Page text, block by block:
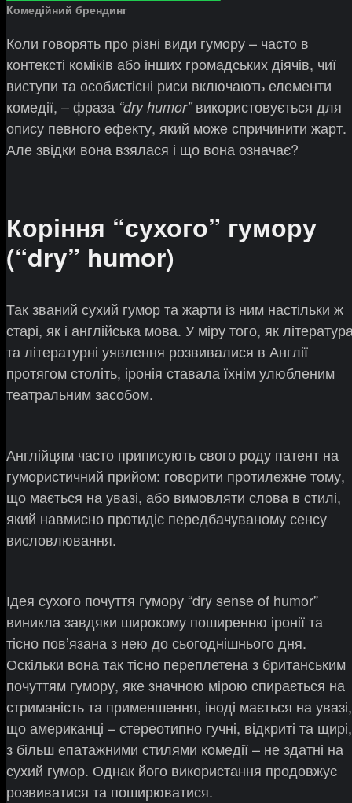
Комедійний брендинг
Коли говорять про різні види гумору – часто в
контексті коміків або інших громадських діячів, чиї
виступи та особистісні риси включають елементи
комедії, – фраза “dry humor” використовується для
опису певного ефекту, який може спричинити жарт.
Але звідки вона взялася і що вона означає?
Коріння “сухого” гумору
(“dry” humor)
Так званий сухий гумор та жарти із ним настільки ж
старі, як і англійська мова. У міру того, як
та літературні уявлення розвивалися в Англії
протягом століть, іронія ставала їхнім улюбленим
театральним засобом.
Англійцям часто приписують свого роду патент на
гумористичний прийом: говорити протилежне тому,
що мається на увазі, або вимовляти слова в стилі,
який навмисно протидіє передбачуваному сенсу
висловлювання.
Ідея сухого почуття гумору “dry sense of humor”
виникла завдяки широкому поширенню іронії та
тісно повʼязана з нею до сьогоднішнього дня.
Оскільки вона так тісно переплетена з британським
почуттям гумору, яке значною мірою спирається на
стриманість та применшення, іноді мається на увазі,
що американці – стереотипно гучні, відкриті та щирі,
з більш епатажними стилями комедії – не здатні на
сухий гумор. Однак його використання продовжує
розвиватися та поширюватися.